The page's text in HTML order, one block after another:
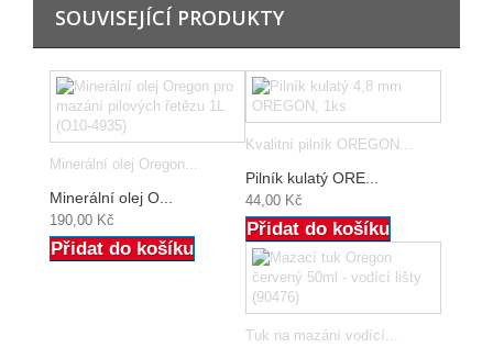
SOUVISEJÍCÍ PRODUKTY
Minerální olej Oregon...
Minerální olej O...
190,00 Kč
Přidat do košíku
Kvalitní pilník OREGON...
Pilník kulatý ORE...
44,00 Kč
Přidat do košíku
Tuk na mazání vodící...